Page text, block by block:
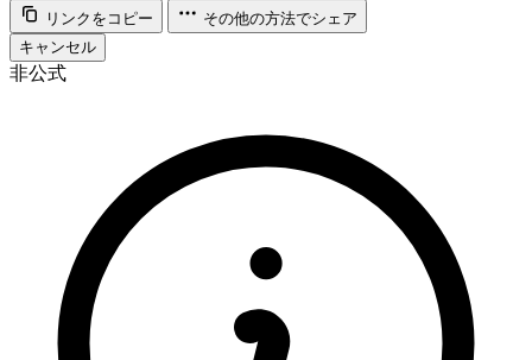
リンクをコピー
その他の方法でシェア
キャンセル
非公式